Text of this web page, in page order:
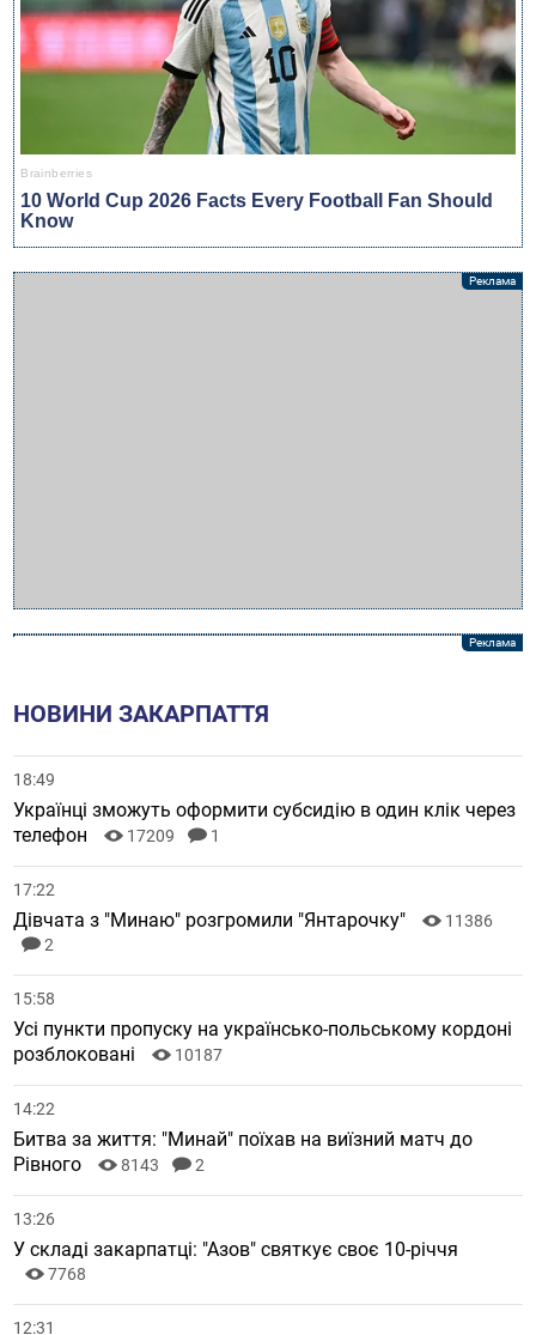
НОВИНИ ЗАКАРПАТТЯ
18:49
Українці зможуть оформити субсидію в один клік через
телефон
17209 1
17:22
Дівчата з "Минаю" розгромили "Янтарочку"
11386
2
15:58
Усі пункти пропуску на українсько-польському кордоні
розблоковані
10187
14:22
Битва за життя: "Минай" поїхав на виїзний матч до
Рівного
8143 2
13:26
У складі закарпатці: "Азов" святкує своє 10-річчя
7768
12:31